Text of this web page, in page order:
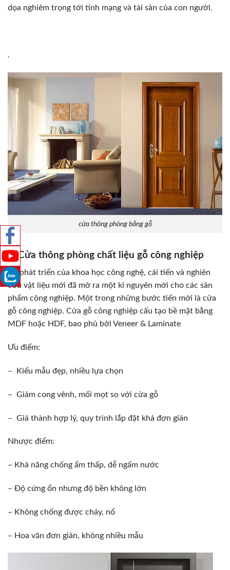
dọa nghiêm trọng tới tính mạng và tài sản của con người.
.
cửa thông phòng bằng gỗ
2, Cửa thông phòng chất liệu gỗ công nghiệp
Sự phát triển của khoa học công nghệ, cải tiến và nghiên
cứu vật liệu mới đã mở ra một kỉ nguyên mới cho các sản
phẩm công nghiệp. Một trong những bước tiến mới là cửa
gỗ công nghiệp. Cửa gỗ công nghiệp cấu tạo bề mặt bằng
MDF hoặc HDF, bao phủ bởi Veneer & Laminate
Ưu điểm:
– Kiểu mẫu đẹp, nhiều lựa chọn
– Giảm cong vênh, mối mọt so với cửa gỗ
– Giá thành hợp lý, quy trình lắp đặt khá đơn giản
Nhược điểm:
– Khả năng chống ẩm thấp, dễ ngấm nước
– Độ cứng ổn nhưng độ bền không lớn
– Không chống được cháy, nổ
– Hoa văn đơn giản, không nhiều mẫu